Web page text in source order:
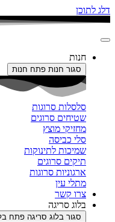
דלג לתוכן
חנות
סגור חנות פתח חנות
סלסלות סרוגות
שטיחים סרוגים
מחזיקי מוצץ
סלי כביסה
שמיכות לתינוקות
תיקים סרוגים
ארגוניות סרוגות
מתלי עין
צרו קשר
בלוג סריגה
סגור בלוג סריגה פתח